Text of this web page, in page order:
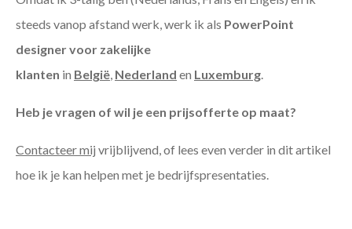
steeds vanop afstand werk, werk ik als PowerPoint
designer voor zakelijke
klanten in België, Nederland en Luxemburg.
Heb je vragen of wil je een prijsofferte op maat?
Contacteer mij vrijblijvend, of lees even verder in dit artikel
hoe ik je kan helpen met je bedrijfspresentaties.